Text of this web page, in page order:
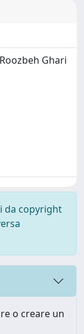
Ghari
da copyright
o creare un